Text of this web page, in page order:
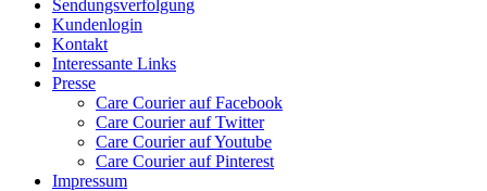
Sendungsverfolgung
Kundenlogin
Kontakt
Interessante Links
Presse
Care Courier auf Facebook
Care Courier auf Twitter
Care Courier auf Youtube
Care Courier auf Pinterest
Impressum